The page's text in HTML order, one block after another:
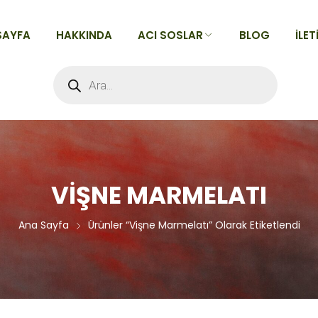
HAKKINDA ACI SOSLAR
Acılarına Göre
Tatlarına Göre
BLOG
search
VIŞNE MARMELATI
Ana Sayfa Ürünler “vişne Marmelatı” Olarak Etiketlendi